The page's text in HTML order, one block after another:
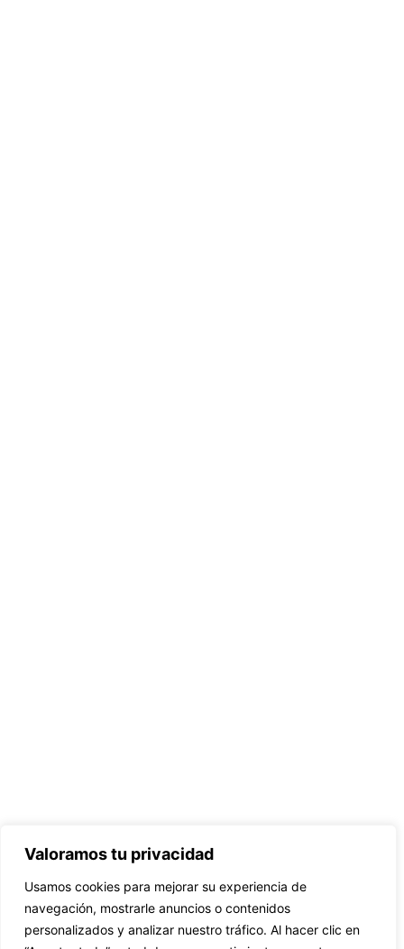
Valoramos tu privacidad
Usamos cookies para mejorar su experiencia de
navegación, mostrarle anuncios o contenidos
personalizados y analizar nuestro tráfico. Al hacer clic en